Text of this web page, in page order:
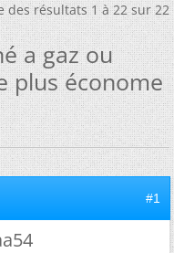
des résultats 1 à 22 sur 22
a gaz ou
plus économe
#1